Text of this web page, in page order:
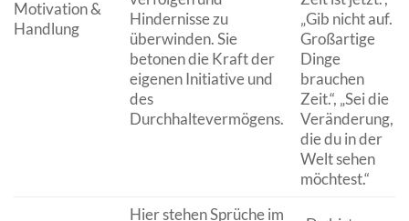
Motivation &
Handlung
Hindernisse zu
überwinden. Sie
betonen die Kraft der
eigenen Initiative und
des
Durchhaltevermögens.
„Gib nicht auf.
Großartige
Dinge
brauchen
Zeit.“, „Sei die
Veränderung,
die du in der
Welt sehen
möchtest.“
Hier stehen Sprüche im